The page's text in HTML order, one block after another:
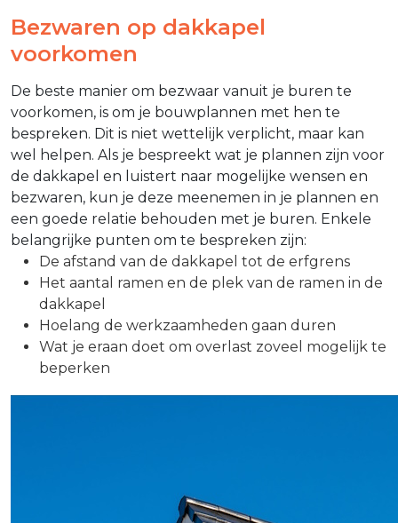
Bezwaren op dakkapel
voorkomen
De beste manier om bezwaar vanuit je buren te
voorkomen, is om je bouwplannen met hen te
bespreken. Dit is niet wettelijk verplicht, maar kan
wel helpen. Als je bespreekt wat je plannen zijn voor
de dakkapel en luistert naar mogelijke wensen en
bezwaren, kun je deze meenemen in je plannen en
een goede relatie behouden met je buren. Enkele
belangrijke punten om te bespreken zijn:
De afstand van de dakkapel tot de erfgrens
Het aantal ramen en de plek van de ramen in de
dakkapel
Hoelang de werkzaamheden gaan duren
Wat je eraan doet om overlast zoveel mogelijk te
beperken